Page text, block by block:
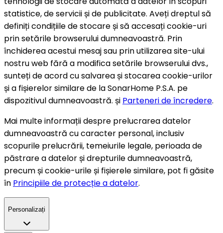
statistice, de servicii și de publicitate. Aveți dreptul să
definiți condițiile de stocare și să accesați cookie-uri
prin setările browserului dumneavoastră. Prin
închiderea acestui mesaj sau prin utilizarea site-ului
nostru web fără a modifica setările browserului dvs.,
sunteți de acord cu salvarea și stocarea cookie-urilor
și a fișierelor similare de la SonarHome P.S.A. pe
dispozitivul dumneavoastră. și Parteneri de încredere.
Mai multe informații despre prelucrarea datelor
dumneavoastră cu caracter personal, inclusiv
scopurile prelucrării, temeiurile legale, perioada de
păstrare a datelor și drepturile dumneavoastră,
precum și cookie-urile și fișierele similare, pot fi găsite
în Principiile de protecție a datelor.
Personalizați